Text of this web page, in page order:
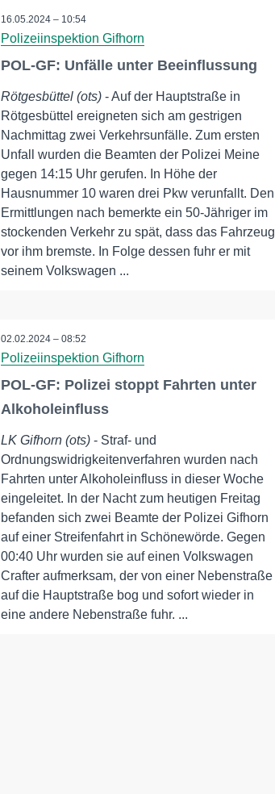
16.05.2024 – 10:54
Polizeiinspektion Gifhorn
POL-GF: Unfälle unter Beeinflussung
Rötgesbüttel (ots)- Auf der Hauptstraße in
Rötgesbüttel ereigneten sich am gestrigen
Nachmittag zwei Verkehrsunfälle. Zum ersten
Unfall wurden die Beamten der Polizei Meine
gegen 14:15 Uhr gerufen. In Höhe der
Hausnummer 10 waren drei Pkw verunfallt. Den
Ermittlungen nach bemerkte ein 50-Jähriger im
stockenden Verkehr zu spät, dass das Fahrzeug
vor ihm bremste. In Folge dessen fuhr er mit
seinem Volkswagen ...
02.02.2024 – 08:52
Polizeiinspektion Gifhorn
POL-GF: Polizei stoppt Fahrten unter
Alkoholeinfluss
LK Gifhorn (ots)- Straf- und
Ordnungswidrigkeitenverfahren wurden nach
Fahrten unter Alkoholeinfluss in dieser Woche
eingeleitet. In der Nacht zum heutigen Freitag
befanden sich zwei Beamte der Polizei Gifhorn
auf einer Streifenfahrt in Schönewörde. Gegen
00:40 Uhr wurden sie auf einen Volkswagen
Crafter aufmerksam, der von einer Nebenstraße
auf die Hauptstraße bog und sofort wieder in
eine andere Nebenstraße fuhr. ...